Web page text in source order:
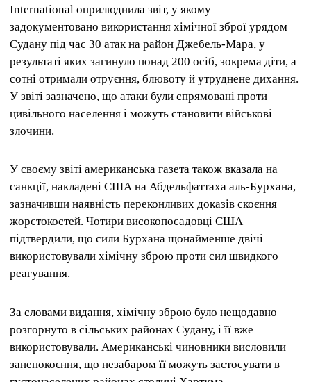
International оприлюднила звіт, у якому
задокументовано використання хімічної зброї урядом
Судану під час 30 атак на район Джебель-Мара, у
результаті яких загинуло понад 200 осіб, зокрема діти, а
сотні отримали отруєння, блювоту й утруднене дихання.
У звіті зазначено, що атаки були спрямовані проти
цивільного населення і можуть становити військові
злочини.
У своєму звіті американська газета також вказала на
санкції, накладені США на Абдельфаттаха аль-Бурхана,
зазначивши наявність переконливих доказів скоєння
жорстокостей. Чотири високопосадовці США
підтвердили, що сили Бурхана щонайменше двічі
використовували хімічну зброю проти сил швидкого
реагування.
За словами видання, хімічну зброю було нещодавно
розгорнуто в сільських районах Судану, і її вже
використовували. Американські чиновники висловили
занепокоєння, що незабаром її можуть застосувати в